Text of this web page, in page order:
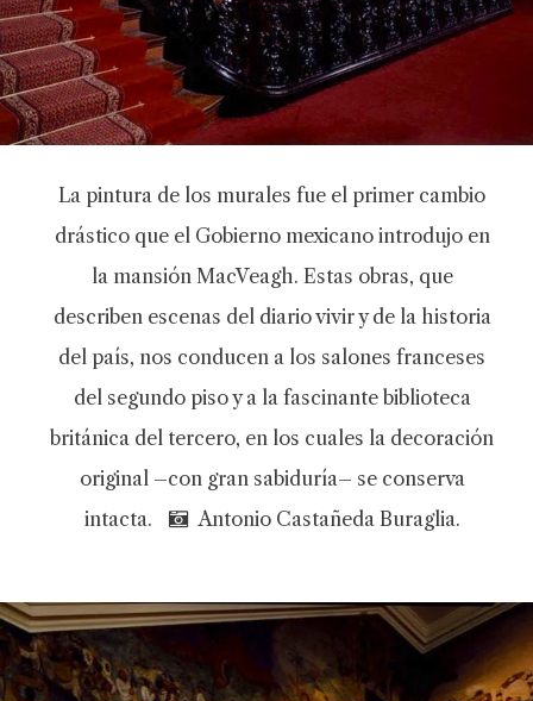
La pintura de los murales fue el primer cambio
drástico que el Gobierno mexicano introdujo en
la mansión MacVeagh. Estas obras, que
describen escenas del diario vivir y de la historia
del país, nos conducen a los salones franceses
del segundo piso y a la fascinante biblioteca
británica del tercero, en los cuales la decoración
original –con gran sabiduría– se conserva
intacta.
Antonio Castañeda Buraglia.